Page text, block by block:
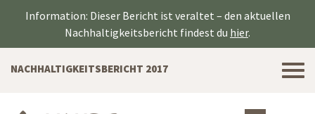
Information: Dieser Bericht ist veraltet – den aktuellen
Nachhaltigkeitsbericht findest du hier.
NACHHALTIGKEITSBERICHT 2017